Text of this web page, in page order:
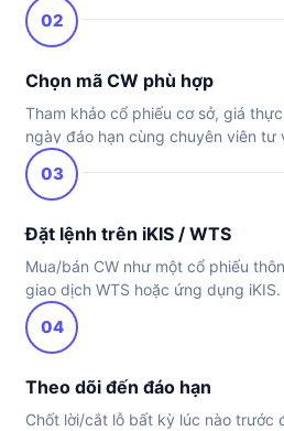
02
Chọn mã CW phù hợp
Tham khảo cổ phiếu cơ sở, giá
ngày đáo hạn cùng chuyên viên tư
03
Đặt lệnh trên iKIS / WTS
Mua/bán CW như một cổ phiếu
giao dịch WTS hoặc ứng dụng iKIS.
04
Theo dõi đến đáo hạn
Chốt lời/cắt lỗ bất kỳ lúc nào trước